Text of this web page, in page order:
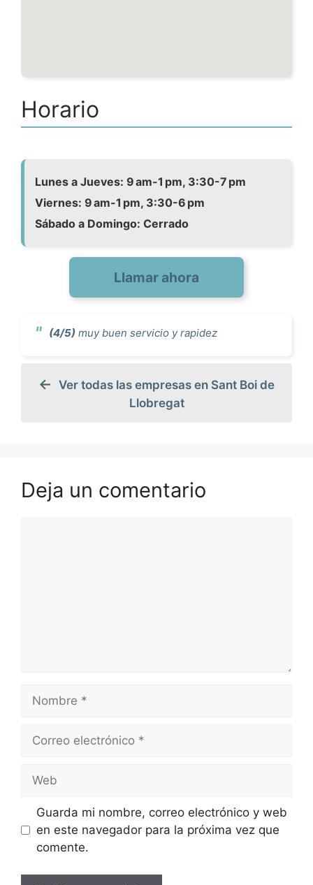
Horario
Lunes a Jueves: 9 am-1 pm, 3:30-7 pm
Viernes: 9 am-1 pm, 3:30-6 pm
Sábado a Domingo: Cerrado
Llamar ahora
(4/5) muy buen servicio y rapidez
Ver todas las empresas en Sant Boi de
Llobregat
Deja un comentario
Nombre
Correo
Web
Guarda mi nombre, correo electrónico y web
en este navegador para la próxima vez que
comente.